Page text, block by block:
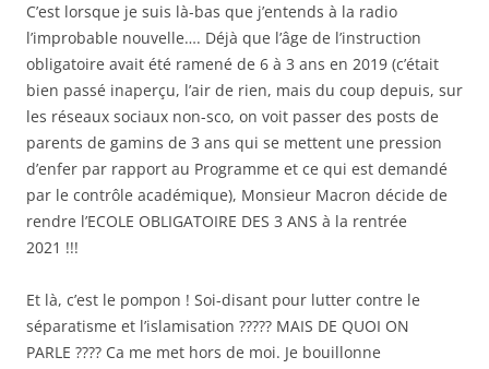
C’est lorsque je suis là-bas que j’entends à la radio
l’improbable nouvelle…. Déjà que l’âge de l’instruction
obligatoire avait été ramené de 6 à 3 ans en 2019 (c’était
bien passé inaperçu, l’air de rien, mais du coup depuis, sur
les réseaux sociaux non-sco, on voit passer des posts de
parents de gamins de 3 ans qui se mettent une pression
d’enfer par rapport au Programme et ce qui est demandé
par le contrôle académique), Monsieur Macron décide de
rendre l’ECOLE OBLIGATOIRE DES 3 ANS à la rentrée
2021 !!!
Et là, c’est le pompon ! Soi-disant pour lutter contre le
séparatisme et l’islamisation ????? MAIS DE QUOI ON
PARLE ???? Ca me met hors de moi. Je bouillonne